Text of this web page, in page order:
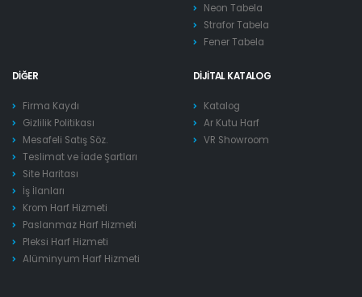
Neon Tabela
Strafor Tabela
Fener Tabela
DIĞER
Firma Kaydı
Gizlilik Politikası
Mesafeli Satış Söz.
Teslimat ve İade Şartları
Site Haritası
İş İlanları
Krom Harf Hizmeti
Paslanmaz Harf Hizmeti
Pleksi Harf Hizmeti
Alüminyum Harf Hizmeti
DIJITAL KATALOG
Katalog
Ar Kutu Harf
VR Showroom